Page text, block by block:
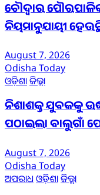
ଚୌଦ୍ୱାର
ନିୟମାନୁଯାୟୀ
August 7, 2026
Odisha Today
ଓଡ଼ିଶାଜିଲ୍ଲା
ନିଶାଶକ୍ତ ଯୁବକକୁ
ପଠାଇଲା ବାଲୁଗାଁ
August 7, 2026
Odisha Today
ଅପରାଧ ଓଡ଼ିଶାଜିଲ୍ଲା